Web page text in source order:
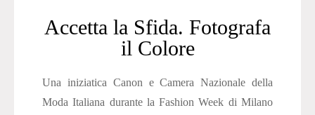
Accetta la Sfida. Fotografa
il Colore
Una iniziatica Canon e Camera Nazionale della
Moda Italiana durante la Fashion Week di Milano